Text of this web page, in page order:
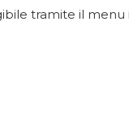
tramite il menu